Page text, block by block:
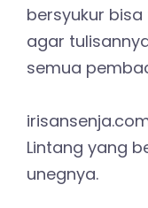
bersyukur
agar
semua
Lintang yang
unegnya.